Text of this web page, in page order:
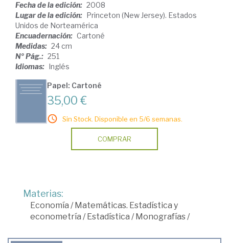
Fecha de la edición: 2008
Lugar de la edición: Princeton (New Jersey). Estados
Unidos de Norteamérica
Encuadernación: Cartoné
Medidas: 24 cm
Nº Pág.: 251
Idiomas: Inglés
Papel: Cartoné
35,00 €
Sin Stock. Disponible en 5/6 semanas.
COMPRAR
Materias:
Economía /Matemáticas. Estadística y
econometría /Estadística /Monografías/